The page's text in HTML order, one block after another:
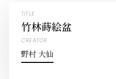
TITLE
竹林蒔絵盆
CREATOR
野村 大仙